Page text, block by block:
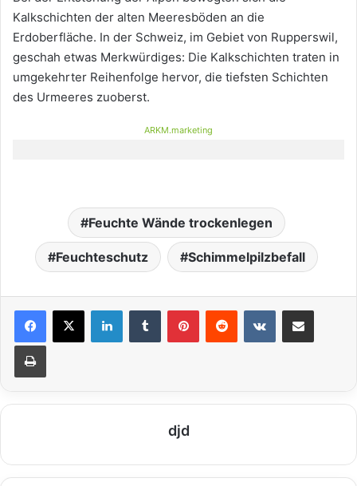
Kalkschichten der alten Meeresböden an die
Erdoberfläche. In der Schweiz, im Gebiet von Rupperswil,
geschah etwas Merkwürdiges: Die Kalkschichten traten in
umgekehrter Reihenfolge hervor, die tiefsten Schichten
des Urmeeres zuoberst.
ARKM.marketing
Feuchte Wände trockenlegen
Feuchteschutz Schimmelpilzbefall
djd